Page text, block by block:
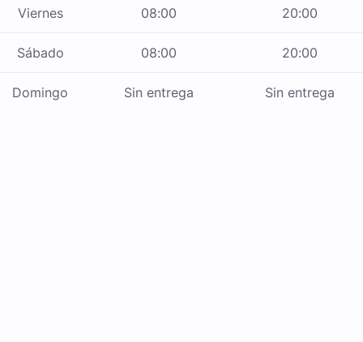
Viernes 08:00 20:00
Sábado 08:00 20:00
Domingo Sin entrega Sin entrega